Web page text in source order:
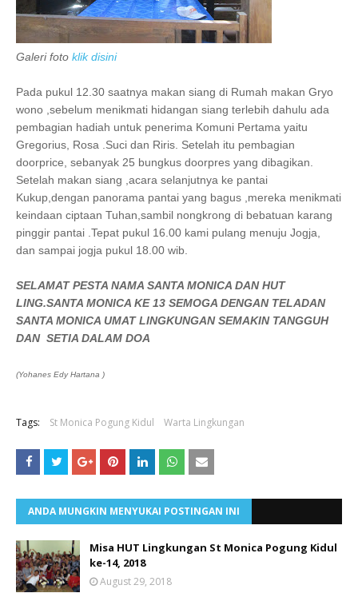
Galeri foto klik disini
Pada pukul 12.30 saatnya makan siang di Rumah makan Gryo
wono ,sebelum menikmati hidangan siang terlebih dahulu ada
pembagian hadiah untuk penerima Komuni Pertama yaitu
Gregorius, Rosa .Suci dan Riris. Setelah itu pembagian
doorprice, sebanyak 25 bungkus doorpres yang dibagikan.
Setelah makan siang ,acara selanjutnya ke pantai
Kukup,dengan panorama pantai yang bagus ,mereka menikmati
keindaan ciptaan Tuhan,sambil nongkrong di bebatuan karang
pinggir pantai .Tepat pukul 16.00 kami pulang menuju Jogja,
dan sampai jogja pukul 18.00 wib.
SELAMAT PESTA NAMA SANTA MONICA DAN HUT
LING.SANTA MONICA KE 13 SEMOGA DENGAN TELADAN
SANTA MONICA UMAT LINGKUNGAN SEMAKIN TANGGUH
DAN SETIA DALAM DOA
(Yohanes Edy Hartana )
Tags: St Monica Pogung Kidul Warta Lingkungan
ANDA MUNGKIN MENYUKAI POSTINGAN INI
Misa HUT Lingkungan St Monica Pogung Kidul
ke-14, 2018
August 29, 2018